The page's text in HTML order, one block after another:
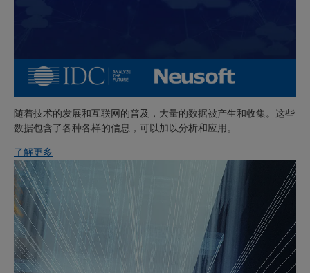
随着技术的发展和互联网的普及，大量的数据被产生和收集。这些
数据包含了各种各样的信息，可以加以分析和应用。
了解更多